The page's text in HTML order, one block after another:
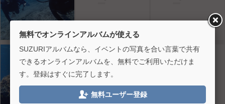
無料でオンラインアルバムが使える
SUZURIアルバムなら、イベントの写真を合い言葉で共有
できるオンラインアルバムを、無料でご利用いただけま
す。登録はすぐに完了します。
 無料ユーザー登録